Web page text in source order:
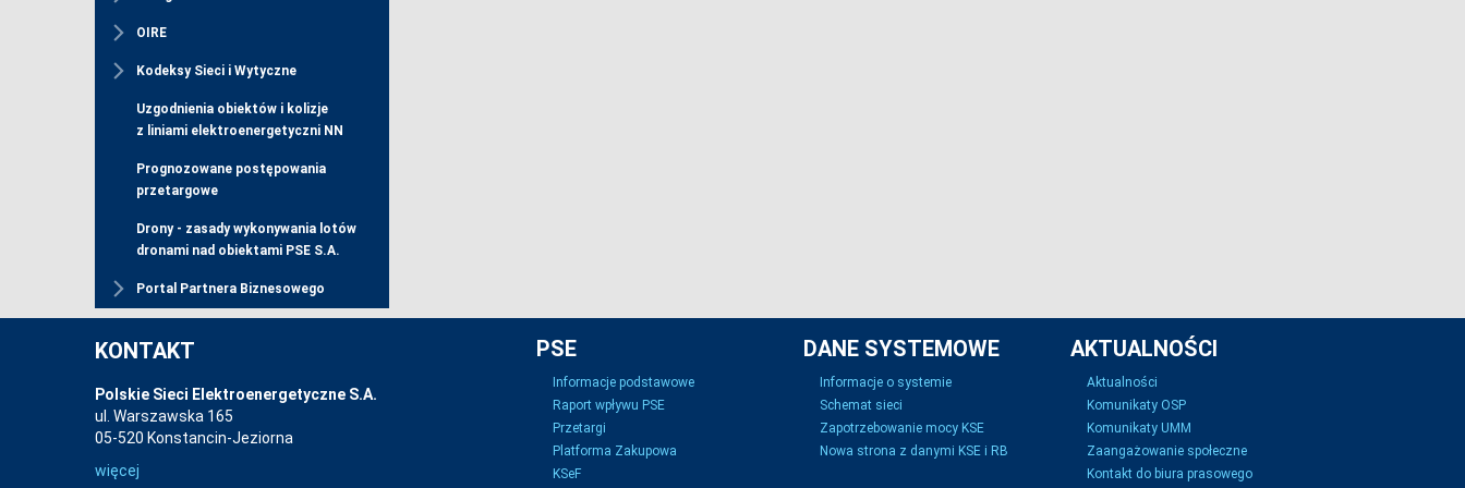
OIRE
Kodeksy Sieci i Wytyczne
Uzgodnienia obiektów i kolizje
z liniami elektroenergetyczni NN
Prognozowane postępowania
przetargowe
Drony - zasady wykonywania lotów
dronami nad obiektami PSE S.A.
Portal Partnera Biznesowego
KONTAKT
Polskie Sieci Elektroenergetyczne S.A.
ul. Warszawska 165
05-520 Konstancin-Jeziorna
więcej
PSE
Informacje podstawowe
Raport wpływu PSE
Przetargi
Platforma Zakupowa
KSeF
DANE SYSTEMOWE
Informacje o systemie
Schemat sieci
Zapotrzebowanie mocy KSE
Nowa strona z danymi KSE i RB
AKTUALNOŚCI
Aktualności
Komunikaty OSP
Komunikaty UMM
Zaangażowanie społeczne
Kontakt do biura prasowego